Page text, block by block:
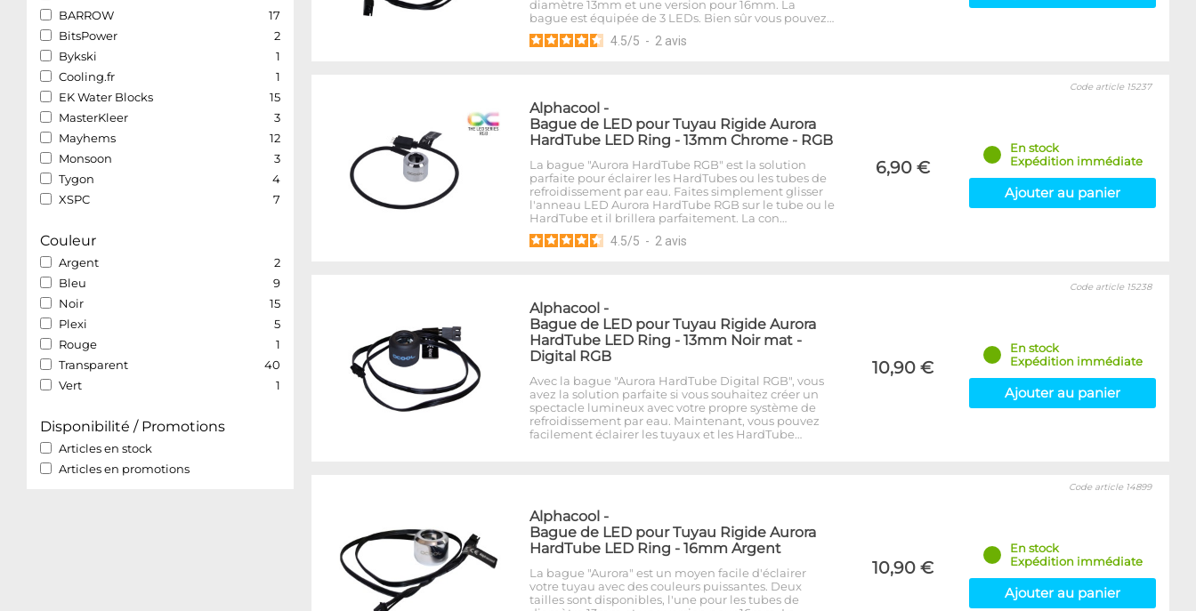
BARROW
17
BitsPower
2
Bykski
1
Cooling.fr
1
EK Water Blocks
15
MasterKleer
3
Mayhems
12
Monsoon
3
Tygon
4
XSPC
7
Couleur
Argent
2
Bleu
9
Noir
15
Plexi
5
Rouge
1
Transparent
40
Vert
1
Disponibilité / Promotions
Articles en stock
Articles en promotions
diamètre 13mm et une version pour 16mm. La
bague est équipée de 3 LEDs. Bien sûr vous pouvez…
4.5/5 - 2 avis
Alphacool -
Bague de LED pour Tuyau Rigide Aurora
HardTube LED Ring - 13mm Chrome - RGB
La bague "Aurora HardTube RGB" est la solution
parfaite pour éclairer les HardTubes ou les tubes de
refroidissement par eau. Faites simplement glisser
l'anneau LED Aurora HardTube RGB sur le tube ou le
HardTube et il brillera parfaitement. La con…
4.5/5 - 2 avis
6,90 €
Code article 15237
En stock
Expédition immédiate
Ajouter au panier
Alphacool -
Bague de LED pour Tuyau Rigide Aurora
HardTube LED Ring - 13mm Noir mat -
Digital RGB
Avec la bague "Aurora HardTube Digital RGB", vous
avez la solution parfaite si vous souhaitez créer un
spectacle lumineux avec votre propre système de
refroidissement par eau. Maintenant, vous pouvez
facilement éclairer les tuyaux et les HardTube…
10,90 €
Code article 15238
En stock
Expédition immédiate
Ajouter au panier
Alphacool -
Bague de LED pour Tuyau Rigide Aurora
HardTube LED Ring - 16mm Argent
La bague "Aurora" est un moyen facile d'éclairer
votre tuyau avec des couleurs puissantes. Deux
tailles sont disponibles, l'une pour les tubes de
10,90 €
Code article 14899
En stock
Expédition immédiate
Ajouter au panier